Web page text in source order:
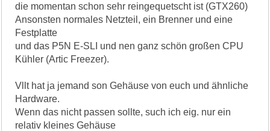
die momentan schon sehr reingequetscht ist (GTX260)
Ansonsten normales Netzteil, ein Brenner und eine
Festplatte
und das P5N E-SLI und nen ganz schön großen CPU
Kühler (Artic Freezer).
Vllt hat ja jemand son Gehäuse von euch und ähnliche
Hardware.
Wenn das nicht passen sollte, such ich eig. nur ein
relativ kleines Gehäuse